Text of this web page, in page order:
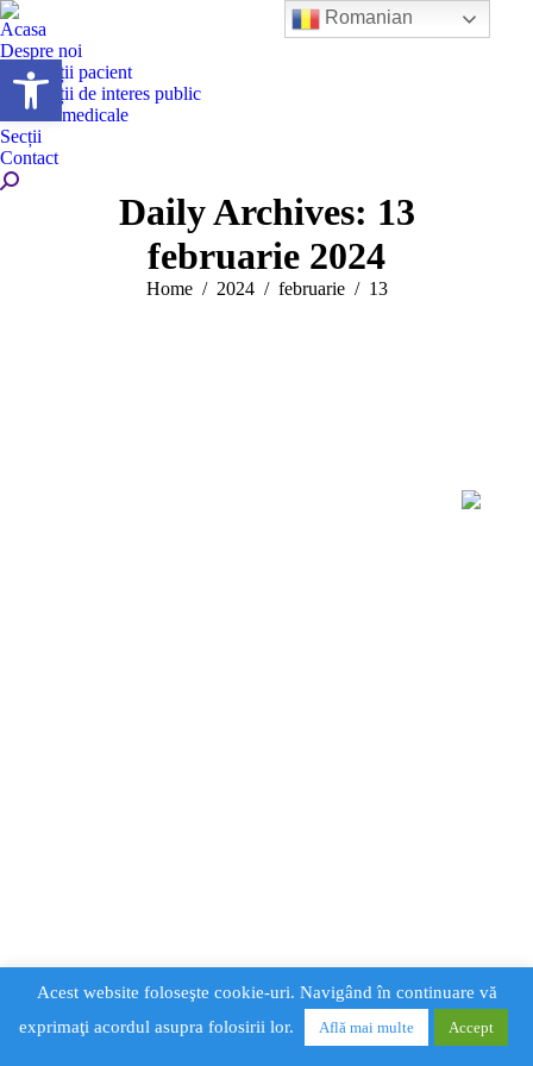
Deschide bara de unelte
Acasa
Despre noi
Informații pacient
Informații de interes public
Servicii medicale
Secții
Contact
Search:
Daily Archives: 13
februarie 2024
You are here:
Home 2024 februarie 13
Acest website foloseşte cookie-uri. Navigând în continuare vă
exprimaţi acordul asupra folosirii lor.
Află mai multe Accept
Romanian